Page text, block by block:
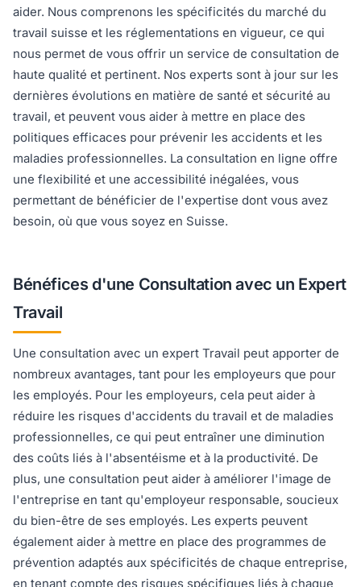
aider. Nous comprenons les spécificités du marché du
travail suisse et les réglementations en vigueur, ce qui
nous permet de vous offrir un service de consultation de
haute qualité et pertinent. Nos experts sont à jour sur les
dernières évolutions en matière de santé et sécurité au
travail, et peuvent vous aider à mettre en place des
politiques efficaces pour prévenir les accidents et les
maladies professionnelles. La consultation en ligne offre
une flexibilité et une accessibilité inégalées, vous
permettant de bénéficier de l'expertise dont vous avez
besoin, où que vous soyez en Suisse.
Bénéfices d'une Consultation avec un Expert
Travail
Une consultation avec un expert Travail peut apporter de
nombreux avantages, tant pour les employeurs que pour
les employés. Pour les employeurs, cela peut aider à
réduire les risques d'accidents du travail et de maladies
professionnelles, ce qui peut entraîner une diminution
des coûts liés à l'absentéisme et à la productivité. De
plus, une consultation peut aider à améliorer l'image de
l'entreprise en tant qu'employeur responsable, soucieux
du bien-être de ses employés. Les experts peuvent
également aider à mettre en place des programmes de
prévention adaptés aux spécificités de chaque entreprise,
en tenant compte des risques spécifiques liés à chaque